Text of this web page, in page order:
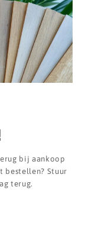
bij aankoop
bestellen? Stuur
terug.